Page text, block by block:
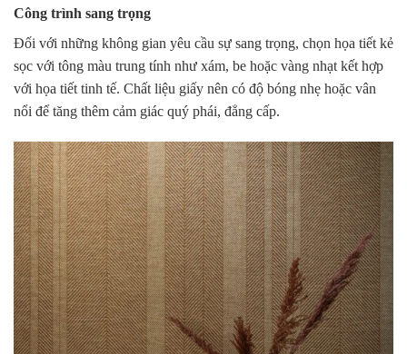
Công trình sang trọng
Đối với những không gian yêu cầu sự sang trọng, chọn họa tiết kẻ
sọc với tông màu trung tính như xám, be hoặc vàng nhạt kết hợp
với họa tiết tinh tế. Chất liệu giấy nên có độ bóng nhẹ hoặc vân
nổi để tăng thêm cảm giác quý phái, đẳng cấp.